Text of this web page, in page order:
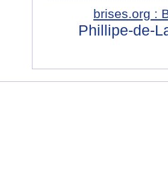
brises.org :
Phillipe-de-